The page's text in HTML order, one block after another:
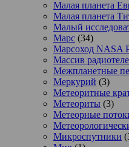
Малая планета
Малая планета
Малый
Марс (34)
Марсоход NASA
Массив
Межпланетные
Меркурий (3)
Метеоритные
Метеориты (3)
Метеорные
Микроспутники